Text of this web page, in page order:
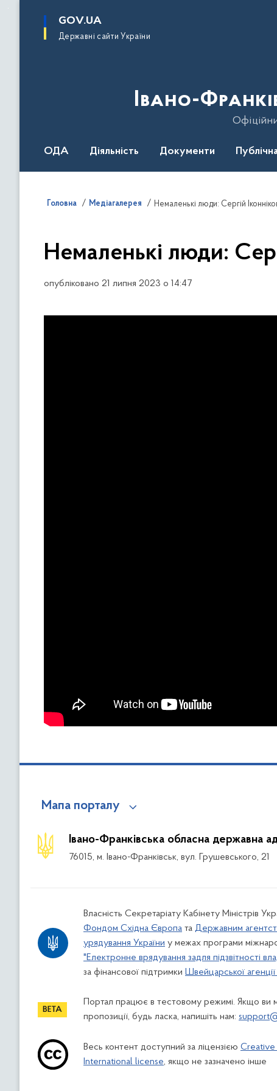
основного
GOV.UA
Державні сайти України
Івано-
ОДА Діяльність Документи
Головна Медіагалерея Немаленькі люди: Cергій
Немаленькі люди:
опубліковано 21 липня 2023 о 14:47
Мапа порталу
Івано-Франківська обласна державна
76015, м. Івано-Франківськ, вул. Грушевського, 21
Власність Секретаріату Кабінету Міністрів
Фондом Східна Європа та Державним
урядування України у межах програми
"Електронне врядування задля підзвітності
за фінансової підтримки Швейцарської
Портал працює в тестовому режимі. Якщо ви
пропозиції, будь ласка, напишіть нам:
Весь контент доступний за ліцензією Creative
International license, якщо не зазначено інше